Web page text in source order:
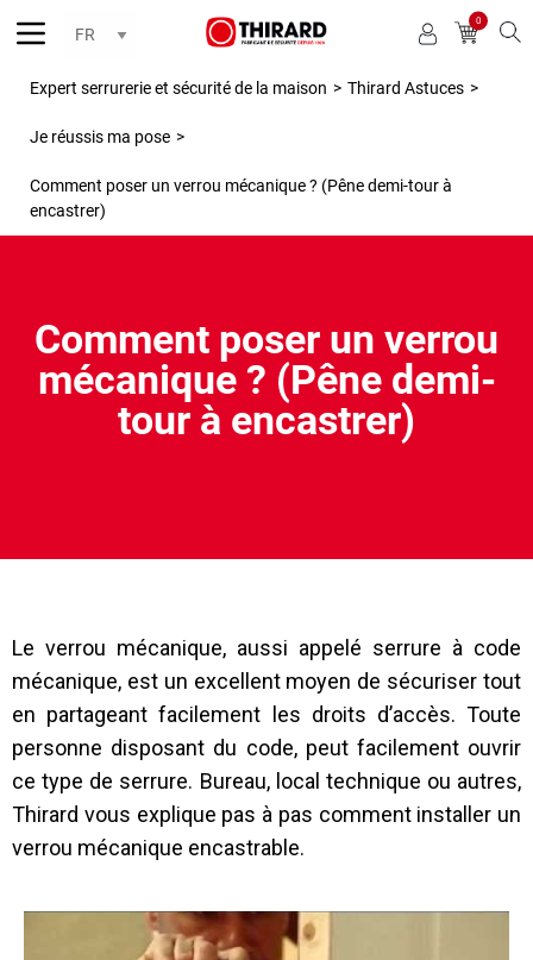
0
Expert serrurerie et sécurité de la maison > Thirard Astuces >
Je réussis ma pose >
Comment poser un verrou mécanique ? (Pêne demi-tour à
encastrer)
Comment poser un verrou
mécanique ? (Pêne demi-
tour à encastrer)
Le verrou mécanique, aussi appelé serrure à code
mécanique, est un excellent moyen de sécuriser tout
en partageant facilement les droits d’accès. Toute
personne disposant du code, peut facilement ouvrir
ce type de serrure. Bureau, local technique ou autres,
Thirard vous explique pas à pas comment installer un
verrou mécanique encastrable.